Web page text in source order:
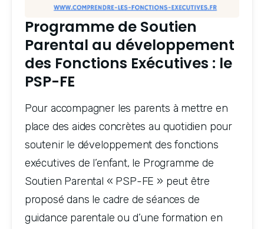
Programme de Soutien
Parental au développement
des Fonctions Exécutives : le
PSP-FE
Pour accompagner les parents à mettre en
place des aides concrètes au quotidien pour
soutenir le développement des fonctions
exécutives de l’enfant, le Programme de
Soutien Parental « PSP-FE » peut être
proposé dans le cadre de séances de
guidance parentale ou d’une formation en